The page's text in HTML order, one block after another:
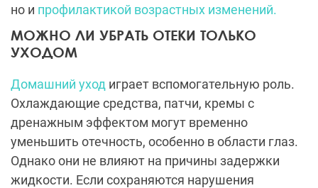
но и профилактикой возрастных изменений.
МОЖНО ЛИ УБРАТЬ ОТЕКИ ТОЛЬКО
УХОДОМ
Домашний уход играет вспомогательную роль.
Охлаждающие средства, патчи, кремы с
дренажным эффектом могут временно
уменьшить отечность, особенно в области глаз.
Однако они не влияют на причины задержки
жидкости. Если сохраняются нарушения